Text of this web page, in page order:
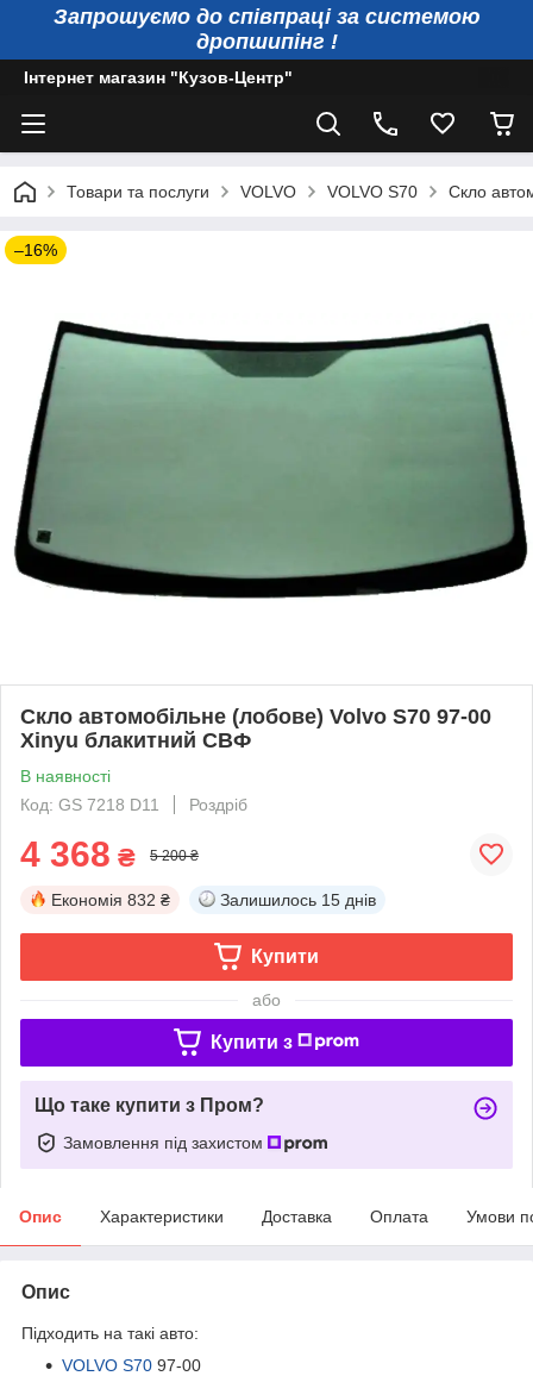
Запрошуємо до співпраці за системою
дропшипінг !
Інтернет магазин "Кузов-Центр"
Товари та послуги VOLVO VOLVO S70 Скло
–16%
Скло автомобільне (лобове) Volvo S70 97-00
Xinyu блакитний СВФ
В наявності
Код: GS 7218 D11
Роздріб
4 368 ₴ 5 200 ₴
Економія 832 ₴ Залишилось 15 днів
Купити
або
Купити з
Що таке купити з Пром?
Замовлення під захистом
Опис Характеристики Доставка Оплата Умови
Опис
Підходить на такі авто:
VOLVO S70 97-00